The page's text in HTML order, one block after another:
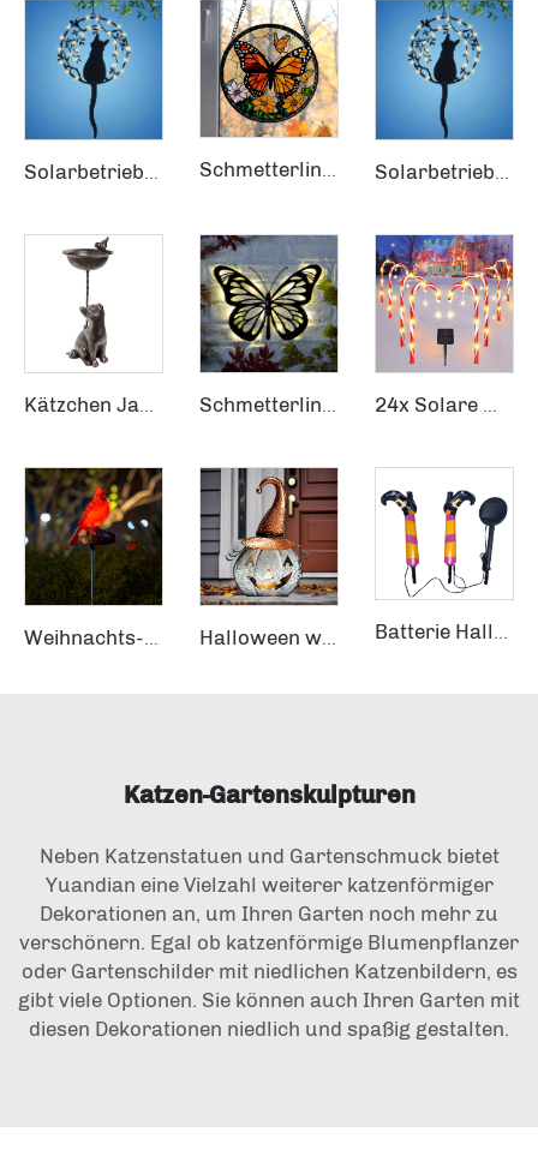
Solarbetriebene Garten LED Hänger Solarleuchte Katzen Gartendekoration Schmetterling Buntglasfenster Hängeschmuck Buntglas-Sonnenaufänger mit Kette Girlande Schild Solarbetriebene Garten LED Hänger Solarleuchte Katzen Gartendekoration
Kätzchen Jagen Aluminumbad für Vögel im Garten Resin Neugierige Figur Katzen-Vogelbad Vogeltränke Futterausgabe Gartendekoration Schmetterling Wandkunst LED Gartengeräte Solarmodul Batteriebetrieben Eisenkörper Außengelände Anwendung 24x Solare Weihnachts-Weglichter Solare Weihnachtsdekorationen Außenbereich Weg
Weihnachts-Gartensensorpfad Festive Holly Roter Vogel Kardinäle Solarmodul-Lichtstake Halloween wasserdichte LED-Flamme blinkend orange Metallhexenhut-Kürbis-Laterne Solargardendekoration
Katzen-Gartenskulpturen
Neben Katzenstatuen und Gartenschmuck bietet
Yuandian eine Vielzahl weiterer katzenförmiger
Dekorationen an, um Ihren Garten noch mehr zu
verschönern. Egal ob katzenförmige Blumenpflanzer
oder Gartenschilder mit niedlichen Katzenbildern, es
gibt viele Optionen. Sie können auch Ihren Garten mit
diesen Dekorationen niedlich und spaßig gestalten.